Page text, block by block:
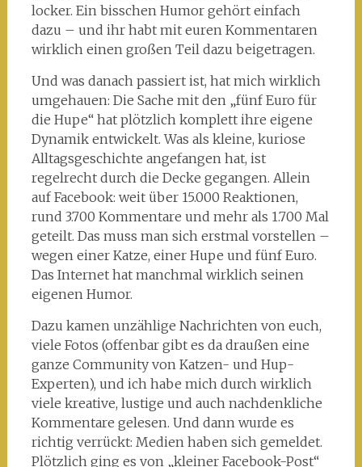
locker. Ein bisschen Humor gehört einfach
dazu – und ihr habt mit euren Kommentaren
wirklich einen großen Teil dazu beigetragen.
Und was danach passiert ist, hat mich wirklich
umgehauen: Die Sache mit den „fünf Euro für
die Hupe“ hat plötzlich komplett ihre eigene
Dynamik entwickelt. Was als kleine, kuriose
Alltagsgeschichte angefangen hat, ist
regelrecht durch die Decke gegangen. Allein
auf Facebook: weit über 15.000 Reaktionen,
rund 3.700 Kommentare und mehr als 1.700 Mal
geteilt. Das muss man sich erstmal vorstellen –
wegen einer Katze, einer Hupe und fünf Euro.
Das Internet hat manchmal wirklich seinen
eigenen Humor.
Dazu kamen unzählige Nachrichten von euch,
viele Fotos (offenbar gibt es da draußen eine
ganze Community von Katzen- und Hup-
Experten), und ich habe mich durch wirklich
viele kreative, lustige und auch nachdenkliche
Kommentare gelesen. Und dann wurde es
richtig verrückt: Medien haben sich gemeldet.
Plötzlich ging es von „kleiner Facebook-Post“